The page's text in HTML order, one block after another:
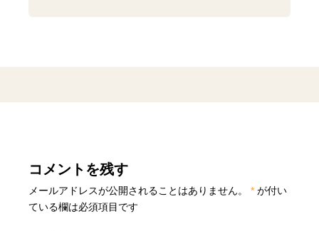
コメントを残す
メールアドレスが公開されることはありません。 * が付い
ている欄は必須項目です